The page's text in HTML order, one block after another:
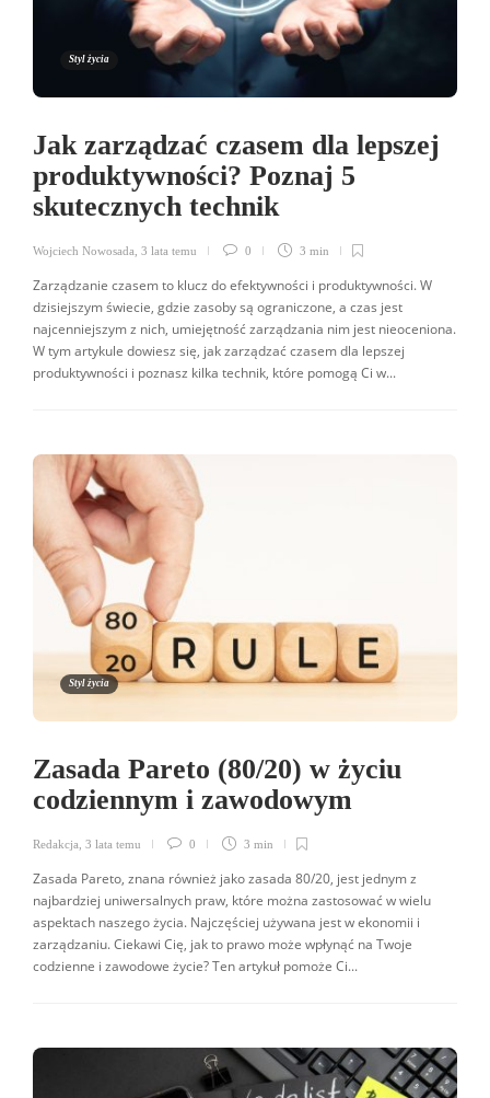
Styl życia
Jak zarządzać czasem dla lepszej
produktywności? Poznaj 5
skutecznych technik
Wojciech Nowosada 3 lata temu 0 3 min
Zarządzanie czasem to klucz do efektywności i produktywności. W
dzisiejszym świecie, gdzie zasoby są ograniczone, a czas jest
najcenniejszym z nich, umiejętność zarządzania nim jest nieoceniona.
W tym artykule dowiesz się, jak zarządzać czasem dla lepszej
produktywności i poznasz kilka technik, które pomogą Ci w...
Styl życia
Zasada Pareto (80/20) w życiu
codziennym i zawodowym
Redakcja 3 lata temu 0 3 min
Zasada Pareto, znana również jako zasada 80/20, jest jednym z
najbardziej uniwersalnych praw, które można zastosować w wielu
aspektach naszego życia. Najczęściej używana jest w ekonomii i
zarządzaniu. Ciekawi Cię, jak to prawo może wpłynąć na Twoje
codzienne i zawodowe życie? Ten artykuł pomoże Ci...